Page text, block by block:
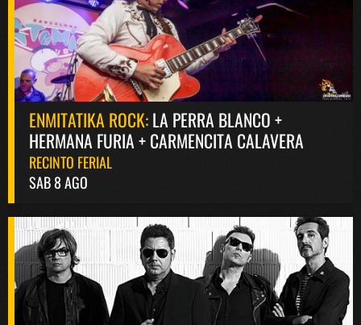
ENMITATIKA ROCK:LA PERRA BLANCO +
HERMANA FURIA + CARMENCITA CALAVERA
RECINTO FERIAL
SAB 8 AGO